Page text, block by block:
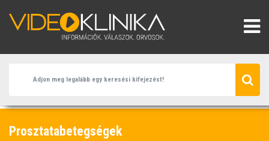
Prosztatabetegségek